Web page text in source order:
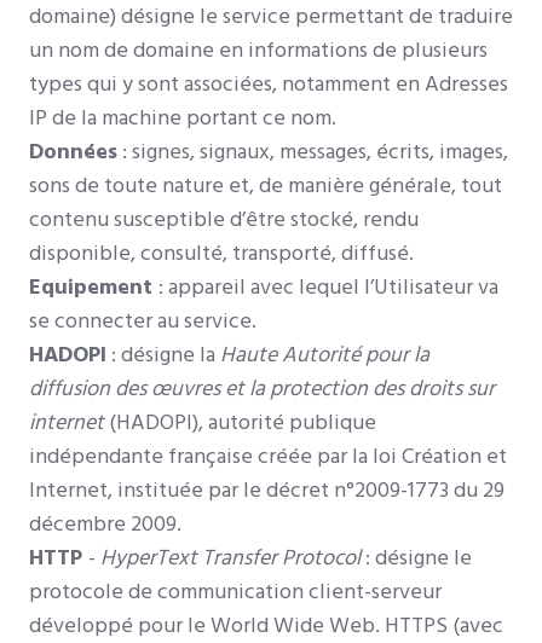
domaine) désigne le service permettant de traduire
un nom de domaine en informations de plusieurs
types qui y sont associées, notamment en Adresses
IP de la machine portant ce nom.
Données : signes, signaux, messages, écrits, images,
sons de toute nature et, de manière générale, tout
contenu susceptible d’être stocké, rendu
disponible, consulté, transporté, diffusé.
Equipement : appareil avec lequel l’Utilisateur va
se connecter au service.
HADOPI : désigne la Haute Autorité pour la
diffusion des œuvres et la protection des droits sur
internet(HADOPI), autorité publique
indépendante française créée par la loi Création et
Internet, instituée par le décret n°2009-1773 du 29
décembre 2009.
HTTP - HyperText Transfer Protocol: désigne le
protocole de communication client-serveur
développé pour le World Wide Web. HTTPS (avec